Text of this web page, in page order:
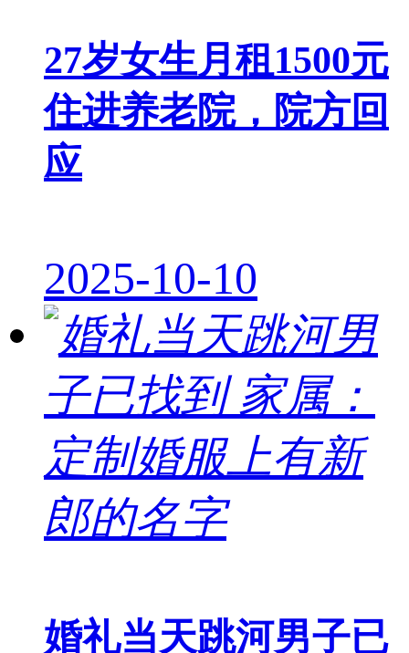
27岁女生月租1500元
住进养老院，院方回
应
2025-10-10
婚礼当天跳河男子已